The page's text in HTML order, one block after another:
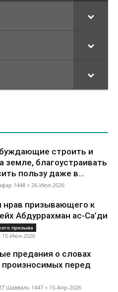
строить и
земле, благоустраивать
пользу даже в...
1448 = 26-Июл-2026
нрав призывающего к
Абдуррахман ас-Са’ди
призыва
15-Июл-2026
предания о словах
произносимых перед
Шавваль 1447 = 15-Апр-2026